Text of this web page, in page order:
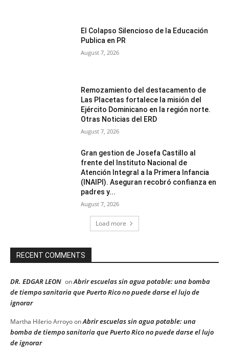
El Colapso Silencioso de la Educación
Publica en PR
August 7, 2026
Remozamiento del destacamento de
Las Placetas fortalece la misión del
Ejército Dominicano en la región norte.
Otras Noticias del ERD
August 7, 2026
Gran gestion de Josefa Castillo al
frente del Instituto Nacional de
Atención Integral a la Primera Infancia
(INAIPI). Aseguran recobró confianza en
padres y...
August 7, 2026
Load more
RECENT COMMENTS
DR. EDGAR LEON onAbrir escuelas sin agua potable: una bomba
de tiempo sanitaria que Puerto Rico no puede darse el lujo de
ignorar
Martha Hilerio ArroyoonAbrir escuelas sin agua potable: una
bomba de tiempo sanitaria que Puerto Rico no puede darse el lujo
de ignorar